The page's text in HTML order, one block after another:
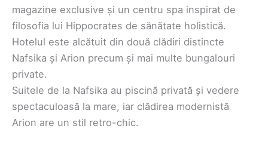
magazine exclusive și un centru spa inspirat de
filosofia lui Hippocrates de sănătate holistică.
Hotelul este alcătuit din două clădiri distincte
Nafsika și Arion precum și mai multe bungalouri
private.
Suitele de la Nafsika au piscină privată și vedere
spectaculoasă la mare, iar clădirea modernistă
Arion are un stil retro-chic.